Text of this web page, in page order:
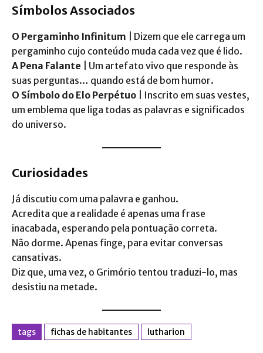
Símbolos Associados
O Pergaminho Infinitum | Dizem que ele carrega um
pergaminho cujo conteúdo muda cada vez que é lido.
A Pena Falante | Um artefato vivo que responde às
suas perguntas… quando está de bom humor.
O Símbolo do Elo Perpétuo | Inscrito em suas vestes,
um emblema que liga todas as palavras e significados
do universo.
Curiosidades
Já discutiu com uma palavra e ganhou.
Acredita que a realidade é apenas uma frase
inacabada, esperando pela pontuação correta.
Não dorme. Apenas finge, para evitar conversas
cansativas.
Diz que, uma vez, o Grimório tentou traduzi-lo, mas
desistiu na metade.
tags fichas de habitantes lutharion